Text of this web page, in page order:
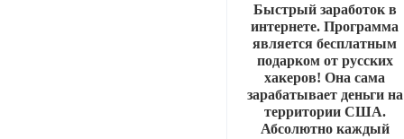
Быстрый заработок в
интернете. Программа
является бесплатным
подарком от русских
хакеров! Она сама
зарабатывает деньги на
территории США.
Абсолютно каждый